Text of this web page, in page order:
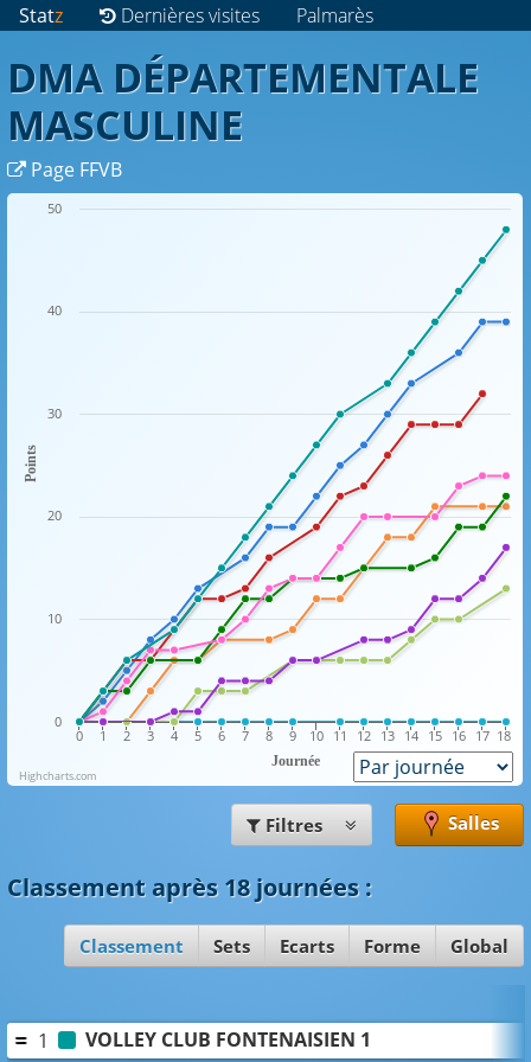
Statz Dernières visites Palmarès
DMA DÉPARTEMENTALE
MASCULINE
Page FFVB
Journée
Points
0 1 2 3 4 5 6 7 8 9 10 11 12 13 14 15 16 17 18
0
10
20
30
40
50
Highcharts.com
Filtres Salles
Classement après 18 journées:
Classement Sets Ecarts Forme Global
1 VOLLEY CLUB FONTENAISIEN 1